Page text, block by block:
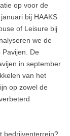
op voor de
bij HAAKS
of Leisure bij
we de
De
in september
van het
op zowel de
bedrijventerrein?